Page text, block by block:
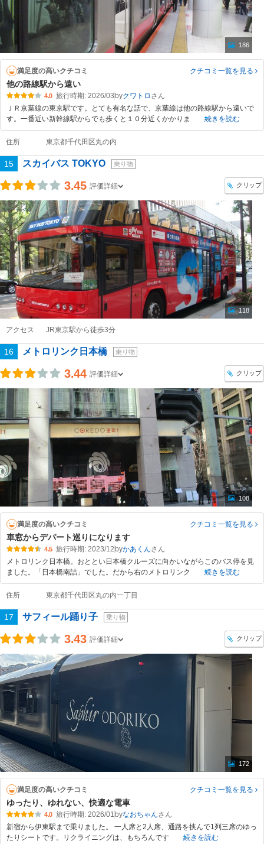
186
満足度の高いクチコミ クチコミ一覧を見る
他の路線駅から遠い
4.0 旅行時期: 2026/03 byクワトロ
ＪＲ京葉線の東京駅です。とても有名な話で、京葉線は他の路線駅から遠いで
す。一番近い新幹線駅からでも歩くと１０分近くかかりま
続きを読む
住所 東京都千代田区丸の内
15 スカイバス TOKYO 乗り物
3.45 評価詳細 クリップ
118
アクセス JR東京駅から徒歩3分
16 メトロリンク日本橋 乗り物
3.44 評価詳細 クリップ
108
満足度の高いクチコミ クチコミ一覧を見る
車窓からデパート巡りになります
4.5 旅行時期: 2023/12 byかあくん
メトロリンク日本橋。おととい日本橋クルーズに向かいながらこのバス停を見
ました。「日本橋南詰」でした。だから右のメトロリンク
続きを読む
住所 東京都千代田区丸の内一丁目
17 サフィール踊り子 乗り物
3.43 評価詳細 クリップ
172
満足度の高いクチコミ クチコミ一覧を見る
ゆったり、ゆれない、快適な電車
4.0 旅行時期: 2026/01 byなおちゃん
新宿から伊東駅まで乗りました。 一人席と2人席、通路を挟んで1列三席のゆっ
たりシートです。リクライニングは、もちろんです
続きを読む